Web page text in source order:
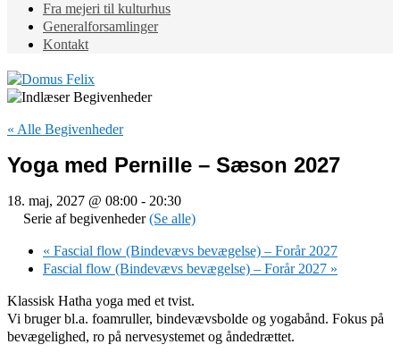
Fra mejeri til kulturhus
Generalforsamlinger
Kontakt
« Alle Begivenheder
Yoga med Pernille – Sæson 2027
18. maj, 2027 @ 08:00 - 20:30
Serie af begivenheder(Se alle)
« Fascial flow (Bindevævs bevægelse) – Forår 2027
Fascial flow (Bindevævs bevægelse) – Forår 2027 »
Klassisk Hatha yoga med et tvist.
Vi bruger bl.a. foamruller, bindevævsbolde og yogabånd. Fokus på
bevægelighed, ro på nervesystemet og åndedrættet.